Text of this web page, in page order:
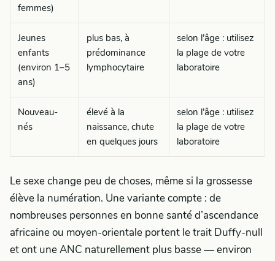
femmes)
Jeunes
enfants
(environ 1–5
ans)
plus bas, à
prédominance
lymphocytaire
selon l’âge : utilisez
la plage de votre
laboratoire
Nouveau-
nés
élevé à la
naissance, chute
en quelques jours
selon l’âge : utilisez
la plage de votre
laboratoire
Le sexe change peu de choses, même si la grossesse
élève la numération. Une variante compte : de
nombreuses personnes en bonne santé d’ascendance
africaine ou moyen-orientale portent le trait Duffy-null
et ont une ANC naturellement plus basse — environ